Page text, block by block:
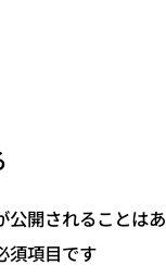
開されることはあ
須項目です